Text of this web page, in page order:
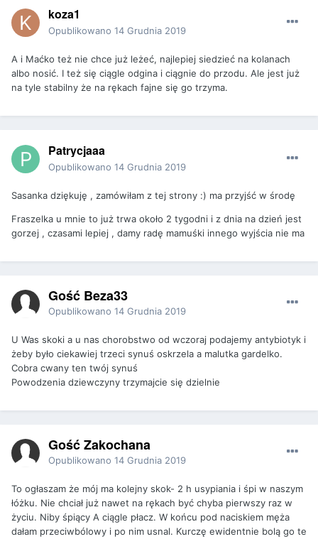
koza1
Opublikowano 14 Grudnia 2019
A i Maćko też nie chce już leżeć, najlepiej siedzieć na kolanach
albo nosić. I też się ciągle odgina i ciągnie do przodu. Ale jest już
na tyle stabilny że na rękach fajne się go trzyma.
Patrycjaaa
Opublikowano 14 Grudnia 2019
Sasanka dziękuję , zamówiłam z tej strony :) ma przyjść w środę
Fraszelka u mnie to już trwa około 2 tygodni i z dnia na dzień jest
gorzej , czasami lepiej , damy radę mamuśki innego wyjścia nie ma
Gość Beza33
Opublikowano 14 Grudnia 2019
U Was skoki a u nas chorobstwo od wczoraj podajemy antybiotyk i
żeby było ciekawiej trzeci synuś oskrzela a malutka gardelko.
Cobra cwany ten twój synuś
Powodzenia dziewczyny trzymajcie się dzielnie
Gość Zakochana
Opublikowano 14 Grudnia 2019
To ogłaszam że mój ma kolejny skok- 2 h usypiania i śpi w naszym
łóżku. Nie chciał już nawet na rękach być chyba pierwszy raz w
życiu. Niby śpiący A ciągle płacz. W końcu pod naciskiem męża
dałam przeciwbólowy i po nim usnal. Kurczę ewidentnie bolą go te